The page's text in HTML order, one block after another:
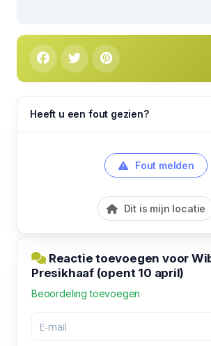
Heeft u een fout gezien?
Fout melden
Dit is mijn locatie
Reactie toevoegen voor
Presikhaaf (opent 10 april)
Beoordeling toevoegen